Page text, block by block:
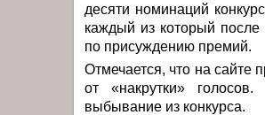
десяти номинаций
каждый из который после
по присуждению премий.
Отмечается, что на сайте
от «накрутки»
выбывание из конкурса.